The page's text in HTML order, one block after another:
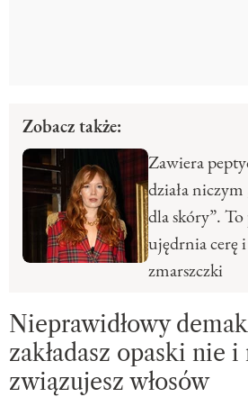
Zobacz także:
Zawiera
działa
dla skóry”.
ujędrnia cerę
zmarszczki
Nieprawidłowy
zakładasz opaski nie i
związujesz włosów